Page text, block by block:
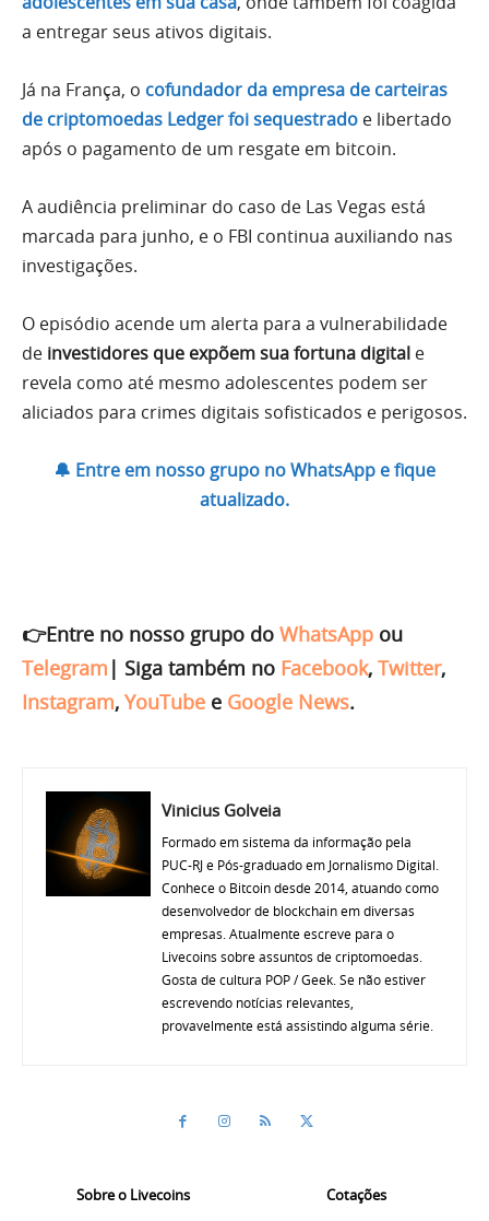
a entregar seus ativos digitais.
Já na França, o cofundador da empresa de carteiras
de criptomoedas Ledger foi sequestrado e libertado
após o pagamento de um resgate em bitcoin.
A audiência preliminar do caso de Las Vegas está
marcada para junho, e o FBI continua auxiliando nas
investigações.
O episódio acende um alerta para a vulnerabilidade
de investidores que expõem sua fortuna digital e
revela como até mesmo adolescentes podem ser
aliciados para crimes digitais sofisticados e perigosos.
🔔 Entre em nosso grupo no WhatsApp e fique
atualizado.
👉Entre no nosso grupo do WhatsApp ou
Telegram | Siga também no Facebook, Twitter,
Instagram, YouTube e Google News.
Vinicius Golveia
Formado em sistema da informação pela
PUC-RJ e Pós-graduado em Jornalismo Digital.
Conhece o Bitcoin desde 2014, atuando como
desenvolvedor de blockchain em diversas
empresas. Atualmente escreve para o
Livecoins sobre assuntos de criptomoedas.
Gosta de cultura POP / Geek. Se não estiver
escrevendo notícias relevantes,
provavelmente está assistindo alguma série.
Sobre o Livecoins
Cotações